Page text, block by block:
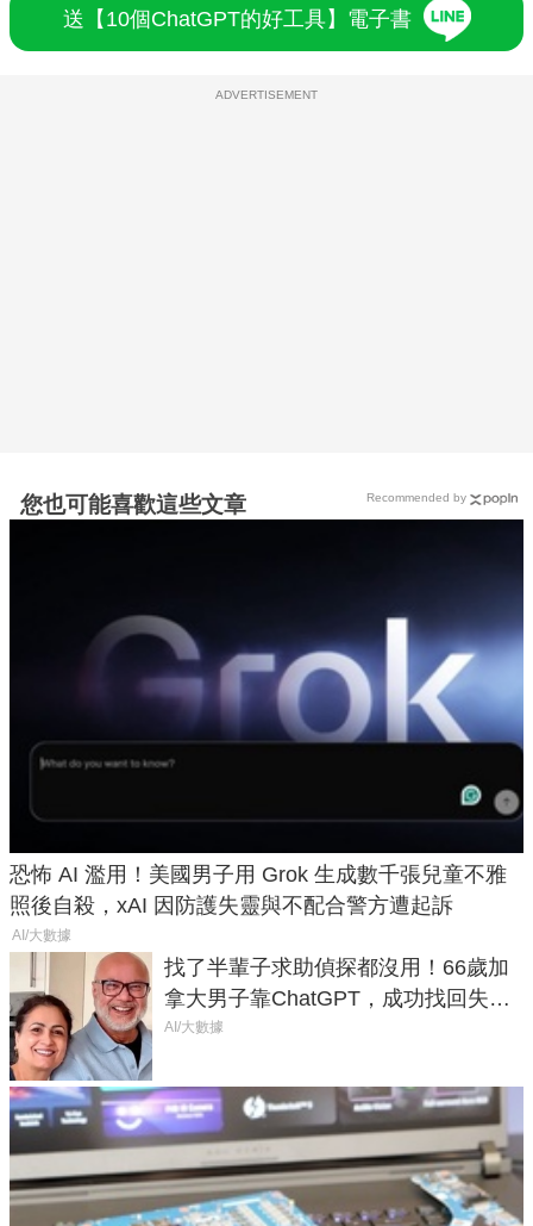
送【10個ChatGPT的好工具】電子書
ADVERTISEMENT
您也可能喜歡這些文章
恐怖 AI 濫用！美國男子用 Grok 生成數千張兒童不雅
照後自殺，xAI 因防護失靈與不配合警方遭起訴
AI/大數據
找了半輩子求助偵探都沒用！66歲加
拿大男子靠ChatGPT，成功找回失散
50年家人
AI/大數據
Recommended by